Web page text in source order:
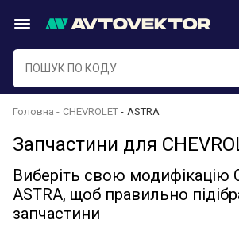
Головна CHEVROLET ASTRA
Запчастини для
Виберіть свою модифікацію
ASTRA, щоб правильно
запчастини